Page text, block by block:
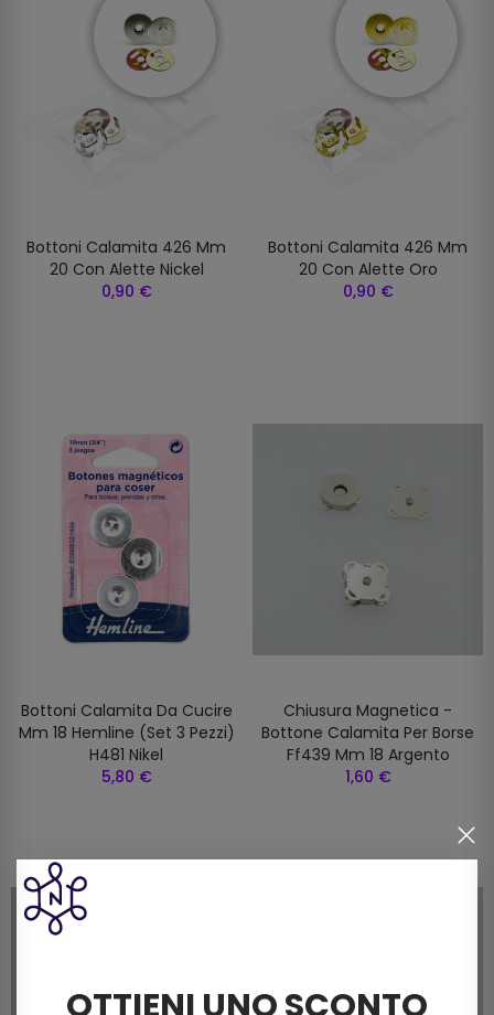
Bottoni Calamita 426 Mm
20 Con Alette Nickel
0,90 €
Bottoni Calamita 426 Mm
20 Con Alette Oro
0,90 €
Bottoni Calamita Da Cucire
Mm 18 Hemline (set 3 Pezzi)
H481 Nikel
5,80 €
Chiusura Magnetica -
Bottone Calamita Per Borse
Ff439 Mm 18 Argento
1,60 €
OTTIENI UNO SCONTO